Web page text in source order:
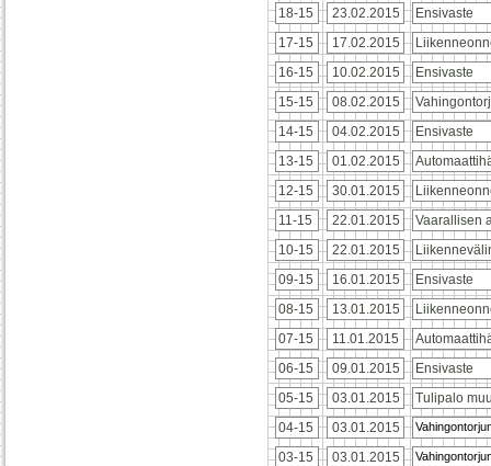
18-15
23.02.2015
Ensivaste
17-15
17.02.2015
16-15
10.02.2015
Ensivaste
15-15
08.02.2015
14-15
04.02.2015
Ensivaste
13-15
01.02.2015
12-15
30.01.2015
11-15
22.01.2015
Vaarallisen
10-15
22.01.2015
09-15
16.01.2015
Ensivaste
08-15
13.01.2015
07-15
11.01.2015
06-15
09.01.2015
Ensivaste
05-15
03.01.2015
Tulipalo
04-15
03.01.2015
03-15 03.01.2015